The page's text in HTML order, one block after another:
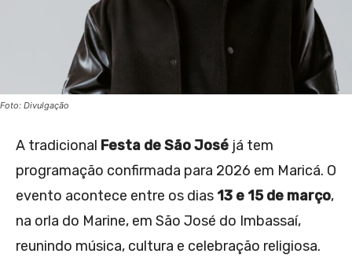
Foto: Divulgação
A tradicional Festa de São José já tem
programação confirmada para 2026 em Maricá. O
evento acontece entre os dias 13 e 15 de março,
na orla do Marine, em São José do Imbassaí,
reunindo música, cultura e celebração religiosa.